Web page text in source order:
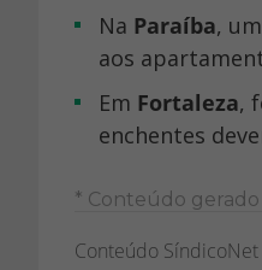
Na Paraíba,
aos
Em Fortaleza,
enchentes
* Conteúdo
Conteúdo